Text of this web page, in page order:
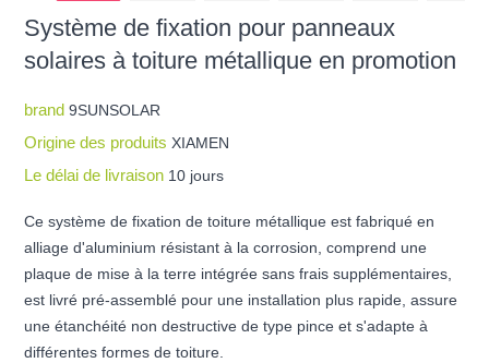
Système de fixation pour panneaux
solaires à toiture métallique en promotion
brand9SUNSOLAR
Origine des produitsXIAMEN
Le délai de livraison 10 jours
Ce système de fixation de toiture métallique est fabriqué en
alliage d'aluminium résistant à la corrosion, comprend une
plaque de mise à la terre intégrée sans frais supplémentaires,
est livré pré-assemblé pour une installation plus rapide, assure
une étanchéité non destructive de type pince et s'adapte à
différentes formes de toiture.